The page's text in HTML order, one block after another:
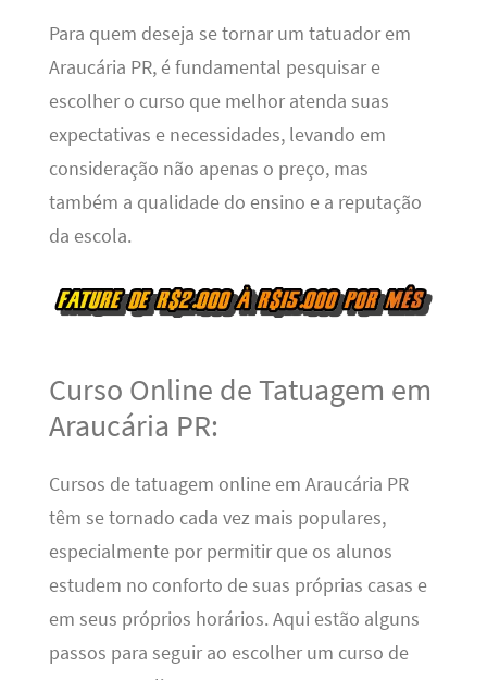
Para quem deseja se tornar um tatuador em
Araucária PR, é fundamental pesquisar e
escolher o curso que melhor atenda suas
expectativas e necessidades, levando em
consideração não apenas o preço, mas
também a qualidade do ensino e a reputação
da escola.
Curso Online de Tatuagem em
Araucária PR:
Cursos de tatuagem online em Araucária PR
têm se tornado cada vez mais populares,
especialmente por permitir que os alunos
estudem no conforto de suas próprias casas e
em seus próprios horários. Aqui estão alguns
passos para seguir ao escolher um curso de